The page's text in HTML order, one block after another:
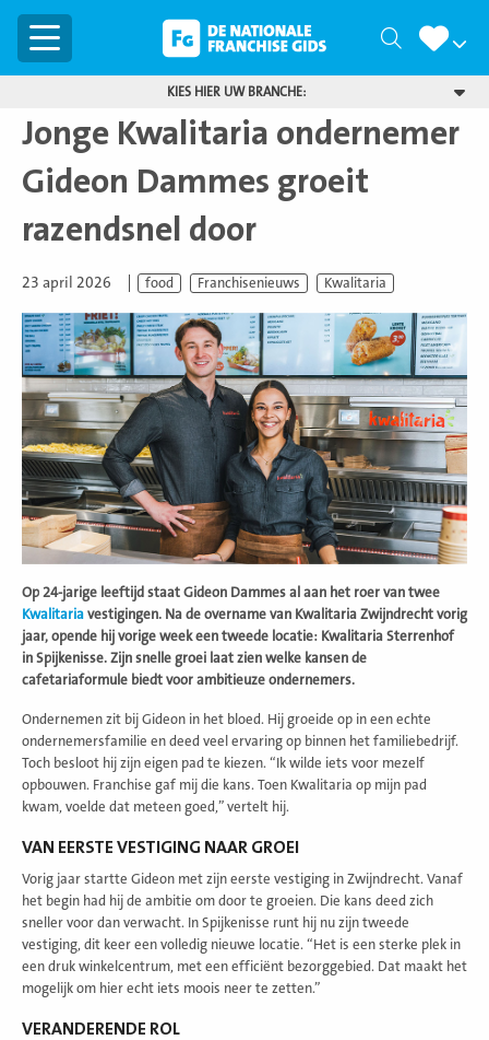
Menu Zoeken
KIES HIER UW BRANCHE:
Jonge Kwalitaria ondernemer
Gideon Dammes groeit
razendsnel door
23 april 2026 food Franchisenieuws Kwalitaria
Op 24-jarige leeftijd staat Gideon Dammes al aan het roer van twee
Kwalitaria vestigingen. Na de overname van Kwalitaria Zwijndrecht vorig
jaar, opende hij vorige week een tweede locatie: Kwalitaria Sterrenhof
in Spijkenisse. Zijn snelle groei laat zien welke kansen de
cafetariaformule biedt voor ambitieuze ondernemers.
Ondernemen zit bij Gideon in het bloed. Hij groeide op in een echte
ondernemersfamilie en deed veel ervaring op binnen het familiebedrijf.
Toch besloot hij zijn eigen pad te kiezen. “Ik wilde iets voor mezelf
opbouwen. Franchise gaf mij die kans. Toen Kwalitaria op mijn pad
kwam, voelde dat meteen goed,” vertelt hij.
VAN EERSTE VESTIGING NAAR GROEI
Vorig jaar startte Gideon met zijn eerste vestiging in Zwijndrecht. Vanaf
het begin had hij de ambitie om door te groeien. Die kans deed zich
sneller voor dan verwacht. In Spijkenisse runt hij nu zijn tweede
vestiging, dit keer een volledig nieuwe locatie. “Het is een sterke plek in
een druk winkelcentrum, met een efficiënt bezorggebied. Dat maakt het
mogelijk om hier echt iets moois neer te zetten.”
VERANDERENDE ROL